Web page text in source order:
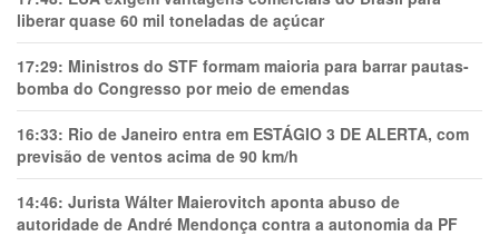
liberar quase 60 mil toneladas de açúcar
17:29: Ministros do STF formam maioria para barrar pautas-
bomba do Congresso por meio de emendas
16:33: Rio de Janeiro entra em ESTÁGIO 3 DE ALERTA, com
previsão de ventos acima de 90 km/h
14:46: Jurista Wálter Maierovitch aponta abuso de
autoridade de André Mendonça contra a autonomia da PF